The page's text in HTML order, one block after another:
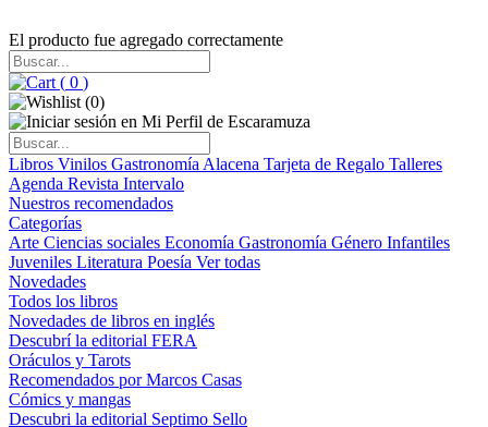
El producto fue agregado correctamente
( 0 )
(0)
Libros Vinilos Gastronomía Alacena Tarjeta de Regalo Talleres
Agenda Revista Intervalo
Nuestros recomendados
Categorías
Arte Ciencias sociales Economía Gastronomía Género Infantiles
Juveniles Literatura Poesía Ver todas
Novedades
Todos los libros
Novedades de libros en inglés
Descubrí la editorial FERA
Oráculos y Tarots
Recomendados por Marcos Casas
Cómics y mangas
Descubri la editorial Septimo Sello